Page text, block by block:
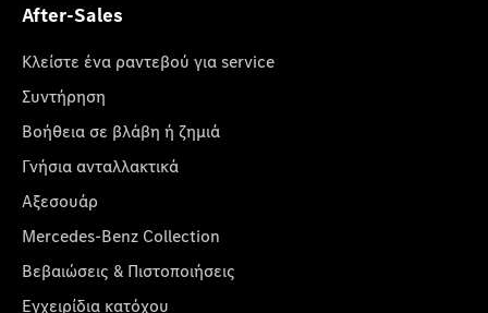
After-Sales
Κλείστε ένα ραντεβού για service
Συντήρηση
Βοήθεια σε βλάβη ή ζημιά
Γνήσια ανταλλακτικά
Αξεσουάρ
Mercedes-Benz Collection
Βεβαιώσεις & Πιστοποιήσεις
Εγχειρίδια κατόχου